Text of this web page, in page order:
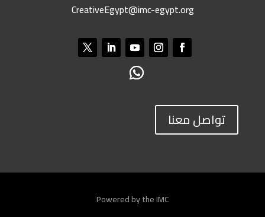
CreativeEgypt@imc-egypt.org
تواصل معنا
Powered by the IMC